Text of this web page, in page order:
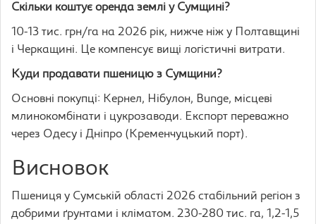
Скільки коштує оренда землі у Сумщині?
10-13 тис. грн/га на 2026 рік, нижче ніж у Полтавщині
і Черкащині. Це компенсує вищі логістичні витрати.
Куди продавати пшеницю з Сумщини?
Основні покупці: Кернел, Нібулон, Bunge, місцеві
млинокомбінати і цукрозаводи. Експорт переважно
через Одесу і Дніпро (Кременчуцький порт).
Висновок
Пшениця у Сумській області 2026 стабільний регіон з
добрими ґрунтами і кліматом. 230-280 тис. га, 1,2-1,5